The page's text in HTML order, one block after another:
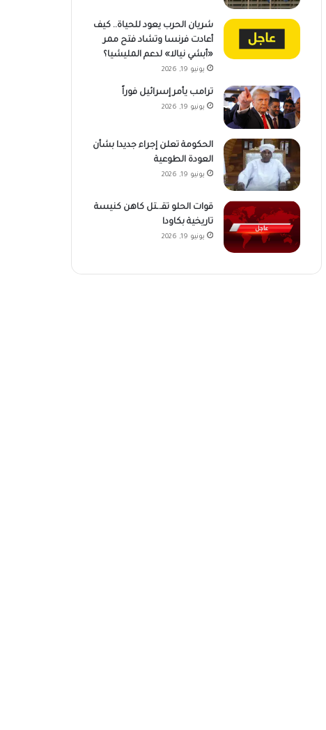
شريان الحرب يعود للحياة.. كيف
أعادت فرنسا وتشاد فتح ممر
«أبشي نيالا» لدعم المليشيا؟
يونيو 19, 2026
ترامب يأمر إسرائيل فوراً
يونيو 19, 2026
الحكومة تعلن إجراء جديدا بشأن
العودة الطوعية
يونيو 19, 2026
قوات الحلو تقـ.ـتل كاهن كنيسة
تاريخية بكاودا
يونيو 19, 2026